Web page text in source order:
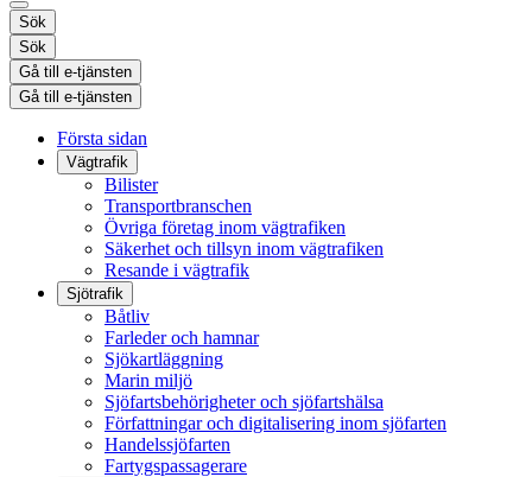
Sök
Sök
Gå till e-tjänsten
Gå till e-tjänsten
Första sidan
Vägtrafik
Bilister
Transportbranschen
Övriga företag inom vägtrafiken
Säkerhet och tillsyn inom vägtrafiken
Resande i vägtrafik
Sjötrafik
Båtliv
Farleder och hamnar
Sjökartläggning
Marin miljö
Sjöfartsbehörigheter och sjöfartshälsa
Författningar och digitalisering inom sjöfarten
Handelssjöfarten
Fartygspassagerare